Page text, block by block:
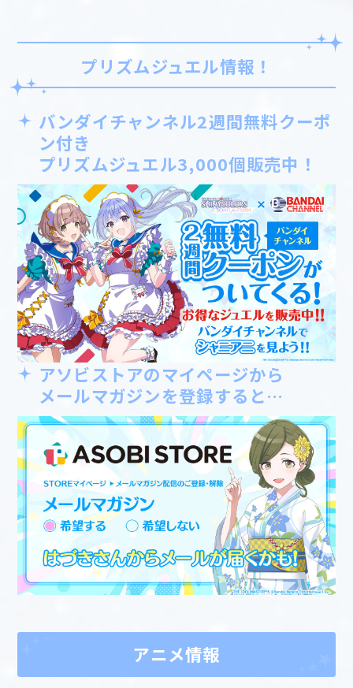
プリズムジュエル情報！
バンダイチャンネル2週間無料クーポ
ン付き
プリズムジュエル3,000個販売中！
アソビストアのマイページから
メールマガジンを登録すると…
アニメ情報